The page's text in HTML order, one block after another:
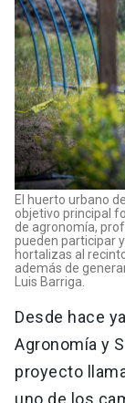
El huerto urbano
objetivo principal
de agronomía,
pueden participar
hortalizas al
además de
Luis Barriga.
Desde hace
Agronomía y
proyecto